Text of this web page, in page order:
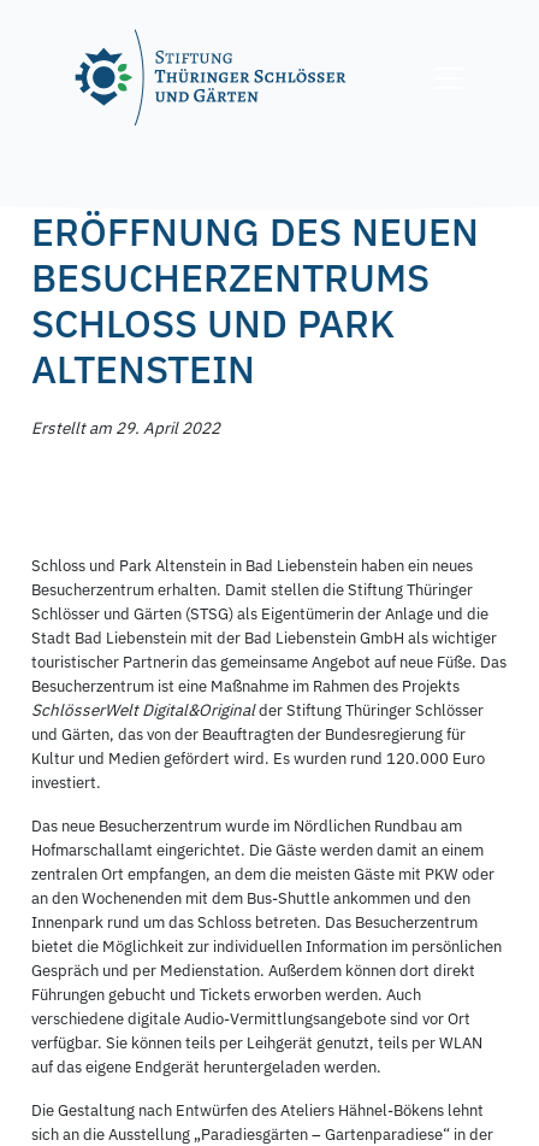
ERÖFFNUNG DES NEUEN
BESUCHERZENTRUMS
SCHLOSS UND PARK
ALTENSTEIN
Erstellt am 29. April 2022
Schloss und Park Altenstein in Bad Liebenstein haben ein neues
Besucherzentrum erhalten. Damit stellen die Stiftung Thüringer
Schlösser und Gärten (STSG) als Eigentümerin der Anlage und die
Stadt Bad Liebenstein mit der Bad Liebenstein GmbH als wichtiger
touristischer Partnerin das gemeinsame Angebot auf neue Füße. Das
Besucherzentrum ist eine Maßnahme im Rahmen des Projekts
SchlösserWelt Digital&Originalder Stiftung Thüringer Schlösser
und Gärten, das von der Beauftragten der Bundesregierung für
Kultur und Medien gefördert wird. Es wurden rund 120.000 Euro
investiert.
Das neue Besucherzentrum wurde im Nördlichen Rundbau am
Hofmarschallamt eingerichtet. Die Gäste werden damit an einem
zentralen Ort empfangen, an dem die meisten Gäste mit PKW oder
an den Wochenenden mit dem Bus-Shuttle ankommen und den
Innenpark rund um das Schloss betreten. Das Besucherzentrum
bietet die Möglichkeit zur individuellen Information im persönlichen
Gespräch und per Medienstation. Außerdem können dort direkt
Führungen gebucht und Tickets erworben werden. Auch
verschiedene digitale Audio-Vermittlungsangebote sind vor Ort
verfügbar. Sie können teils per Leihgerät genutzt, teils per WLAN
auf das eigene Endgerät heruntergeladen werden.
Die Gestaltung nach Entwürfen des Ateliers Hähnel-Bökens lehnt
sich an die Ausstellung „Paradiesgärten – Gartenparadiese“ in der